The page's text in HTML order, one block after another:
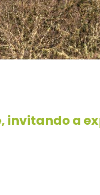
invitando a